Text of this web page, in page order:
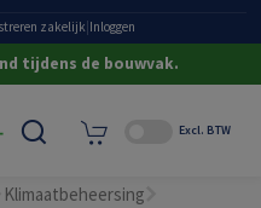
zakelijk Inloggen
tijdens de bouwvak.
Excl. BTW
Klimaatbeheersing